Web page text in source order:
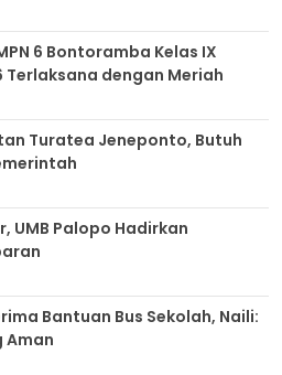
6 Bontoramba Kelas IX
dengan Meriah
Turatea Jeneponto, Butuh
UMB Palopo Hadirkan
Bantuan Bus Sekolah, Naili:
Aman